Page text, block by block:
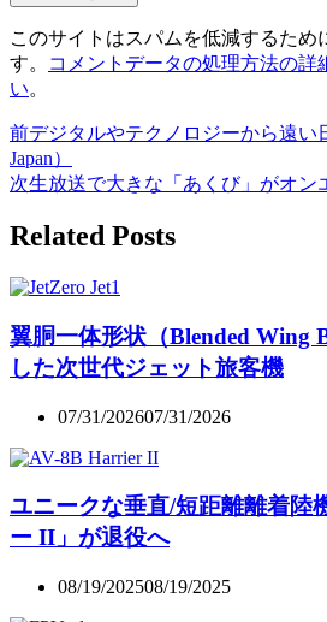
このサイトはスパムを低減するため
す。
コメントデータの処理方法の詳
い。
前デジタルやテクノロジーから遠い
Japan）
次生放送で大きな「あくび」がオン
Related Posts
翼胴一体形状（Blended Wing
した次世代ジェット旅客機
07/31/202607/31/2026
ユニークな垂直/短距離離着陸
ー II」が退役へ
08/19/202508/19/2025